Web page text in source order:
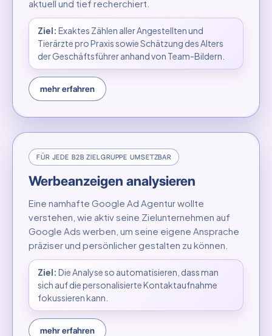
aktuell und tief recherchiert.
Ziel: Exaktes Zählen aller Angestellten und
Tierärzte pro Praxis sowie Schätzung des Alters
der Geschäftsführer anhand von Team-Bildern.
mehr erfahren
FÜR JEDE B2B ZIELGRUPPE UMSETZBAR
Werbeanzeigen analysieren
Eine namhafte Google Ad Agentur wollte
verstehen, wie aktiv seine Zielunternehmen auf
Google Ads werben, um seine eigene Ansprache
präziser und persönlicher gestalten zu können.
Ziel: Die Analyse so automatisieren, dass man
sich auf die personalisierte Kontaktaufnahme
fokussieren kann.
mehr erfahren